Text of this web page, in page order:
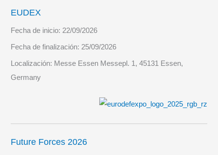
EUDEX
Fecha de inicio:22/09/2026
Fecha de finalización:25/09/2026
Localización: Messe Essen Messepl. 1, 45131 Essen,
Germany
Future Forces 2026